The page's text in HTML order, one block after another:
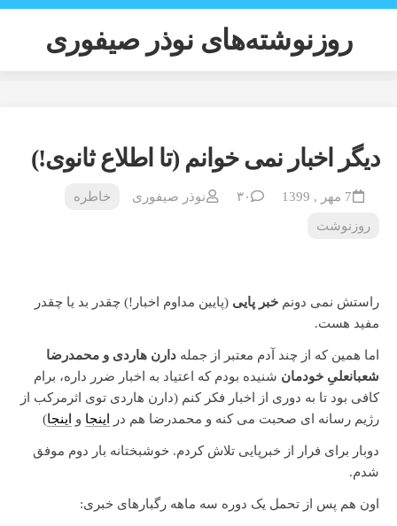
Skip
روزنوشته‌های نوذر صیفوری
دیگر اخبار نمی خوانم (تا اطلاع ثانوی!)
7 مهر , 1399 ۳۰ نوذر صیفوری خاطره
روزنوشت
راستش نمی دونم خبر پایی (پایین مداوم اخبار!) چقدر بد یا چقدر
مفید هست.
اما همین که از چند آدم معتبر از جمله دارن هاردی و محمدرضا
شعبانعلیِ خودمان شنیده بودم که اعتیاد به اخبار ضرر داره، برام
کافی بود تا به دوری از اخبار فکر کنم (دارن هاردی توی اثرمرکب از
رژیم رسانه ای صحبت می کنه و محمدرضا هم در
اینجا و اینجا)
دوبار برای فرار از خبرپایی تلاش کردم. خوشبختانه بار دوم موفق
شدم.
اون هم پس از تحمل یک دوره سه ماهه رگبارهای خبری: